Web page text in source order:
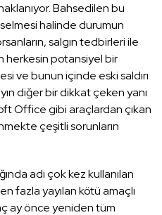
Bahsedilen bu
halinde durumun
salgın tedbirleri ile
herkesin potansiyel bir
ve bunun içinde eski saldırı
diğer bir dikkat çeken yanı
Office gibi araçlardan çıkan
çeşitli sorunların
adı çok kez kullanılan
fazla yayılan kötü amaçlı
ay önce yeniden tüm